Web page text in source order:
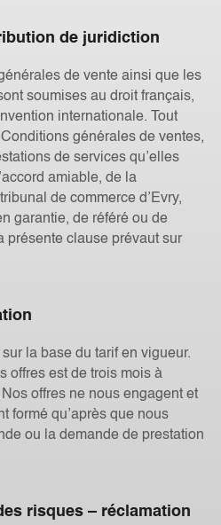
de juridiction
de vente ainsi que les
soumises au droit français,
internationale. Tout
générales de ventes,
de services qu’elles
amiable, de la
de commerce d’Evry,
garantie, de référé ou de
présente clause prévaut sur
la base du tarif en vigueur.
offres est de trois mois à
offres ne nous engagent et
formé qu’après que nous
ou la demande de prestation
risques – réclamation